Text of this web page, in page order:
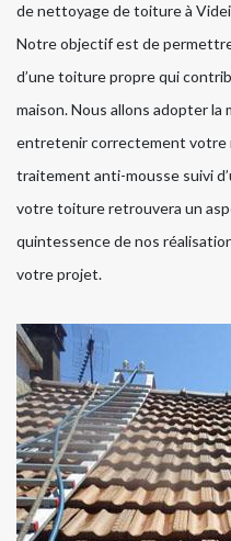
de nettoyage de toiture à
Notre objectif est de
d’une toiture propre qui
maison. Nous allons adopter
entretenir correctement votre
traitement anti-mousse suivi
votre toiture retrouvera un
quintessence de nos
votre projet.